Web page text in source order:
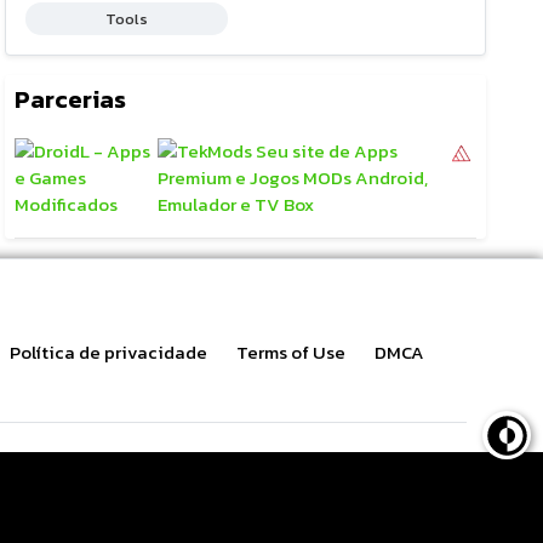
Tools
Parcerias
Política de privacidade Terms of Use DMCA